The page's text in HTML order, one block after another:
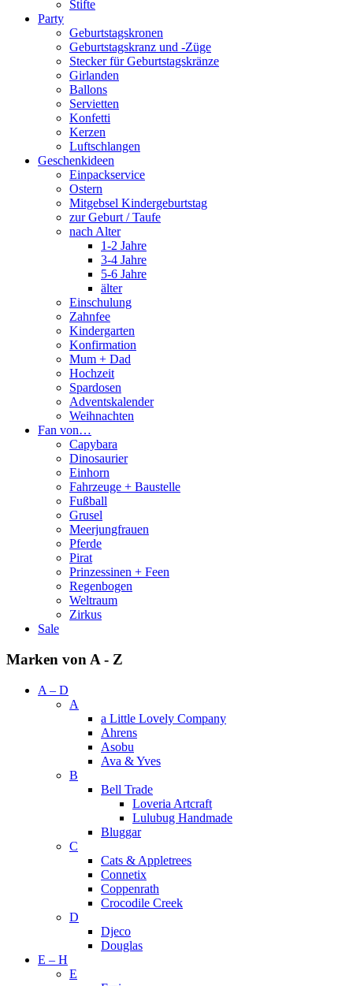
Stifte
Party
Geburtstagskronen
Geburtstagskranz und -Züge
Stecker für Geburtstagskränze
Girlanden
Ballons
Servietten
Konfetti
Kerzen
Luftschlangen
Geschenkideen
Einpackservice
Ostern
Mitgebsel Kindergeburtstag
zur Geburt / Taufe
nach Alter
1-2 Jahre
3-4 Jahre
5-6 Jahre
älter
Einschulung
Zahnfee
Kindergarten
Konfirmation
Mum + Dad
Hochzeit
Spardosen
Adventskalender
Weihnachten
Fan von…
Capybara
Dinosaurier
Einhorn
Fahrzeuge + Baustelle
Fußball
Grusel
Meerjungfrauen
Pferde
Pirat
Prinzessinen + Feen
Regenbogen
Weltraum
Zirkus
Sale
Marken von A - Z
A – D
A
a Little Lovely Company
Ahrens
Asobu
Ava & Yves
B
Bell Trade
Loveria Artcraft
Lulubug Handmade
Bluggar
C
Cats & Appletrees
Connetix
Coppenrath
Crocodile Creek
D
Djeco
Douglas
E – H
E